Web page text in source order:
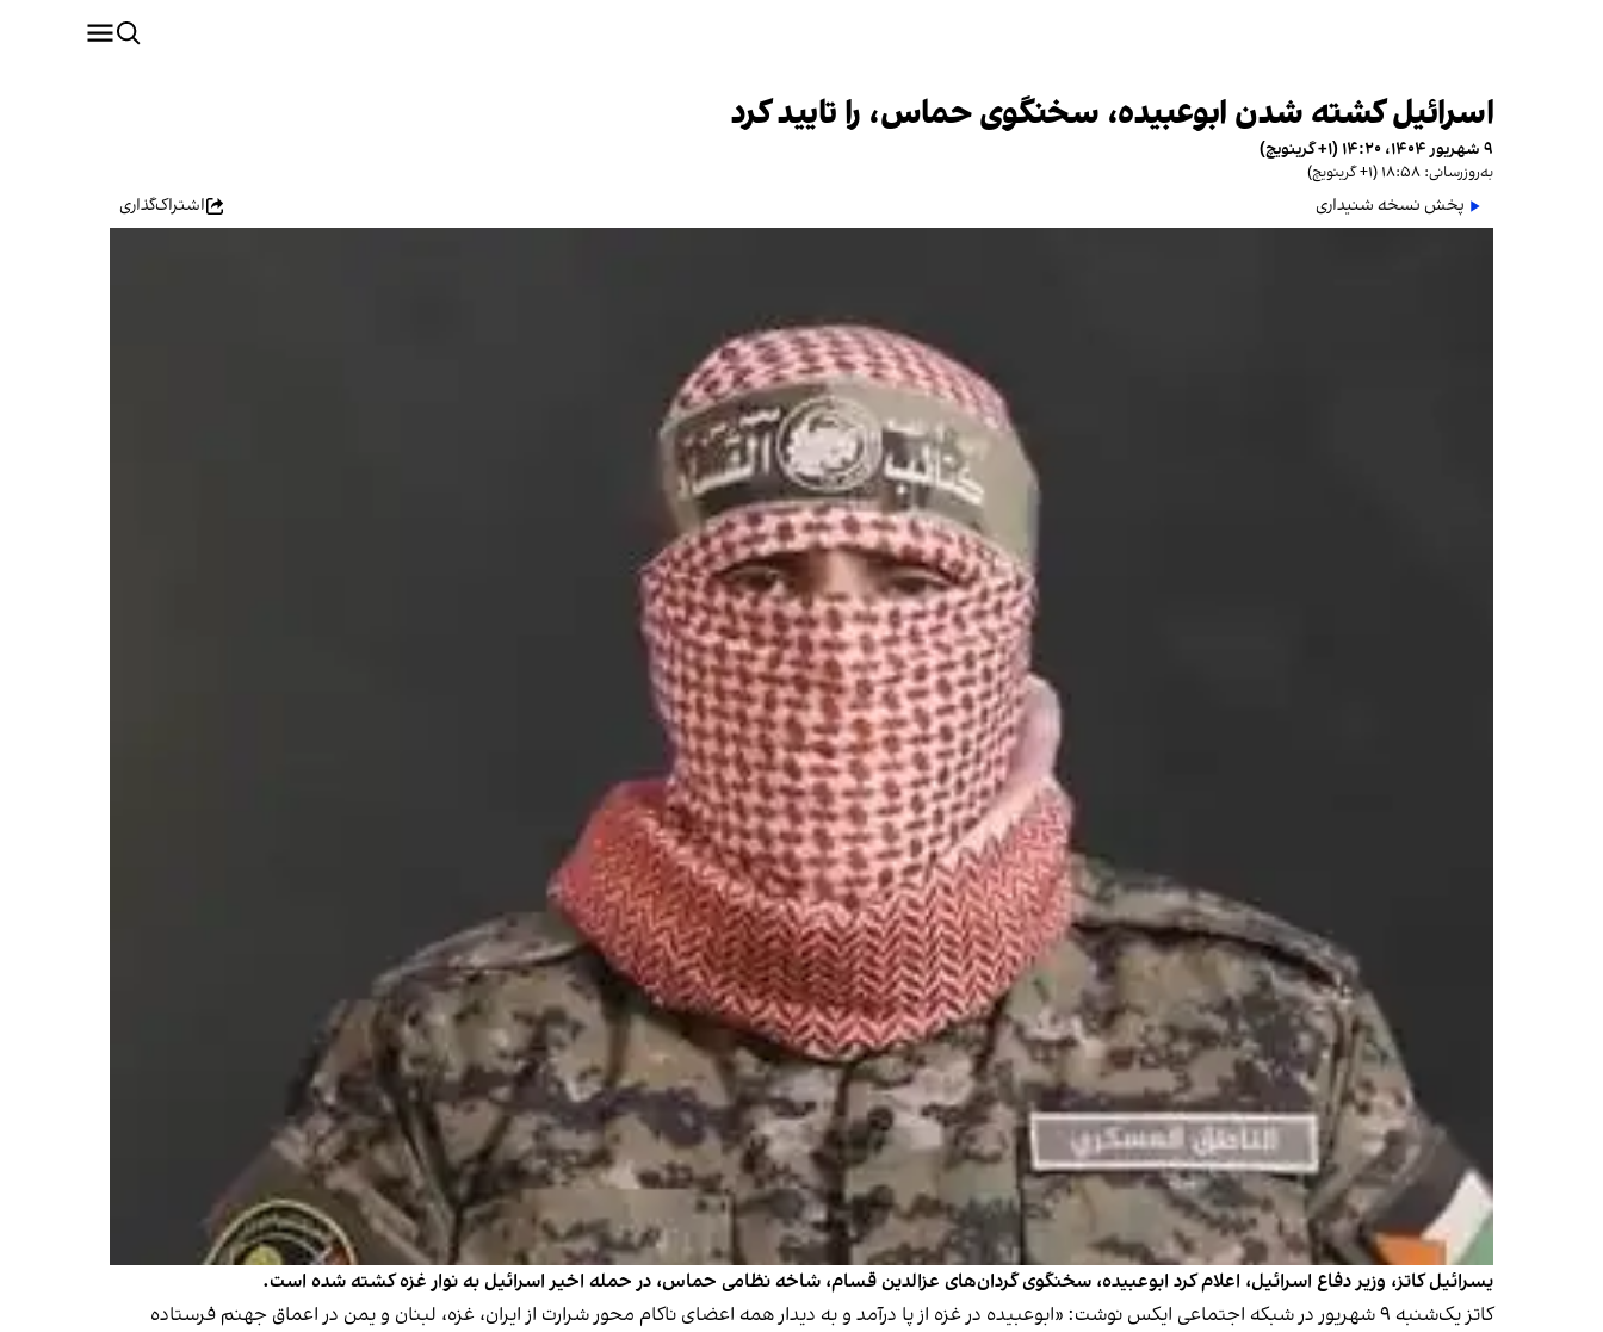
اسرائیل کشته شدن ابوعبیده، سخنگوی حماس، را تایید کرد
۹ شهریور ۱۴۰۴، ۱۴:۲۰ (‎+۱ گرینویچ)
به‌روزرسانی: ۱۸:۵۸ (‎+۱ گرینویچ)
پخش نسخه شنیداری اشتراک‌گذاری
یسرائیل کاتز، وزیر دفاع اسرائیل، اعلام کرد ابوعبیده، سخنگوی گردان‌های عزالدین قسام، شاخه نظامی حماس، در حمله اخیر اسرائیل به نوار غزه کشته شده است.
کاتز یک‌شنبه ۹ شهریور در شبکه اجتماعی ایکس نوشت: «ابوعبیده در غزه از پا درآمد و به دیدار همه اعضای ناکام محور شرارت از ایران، غزه، لبنان و یمن در اعماق جهنم فرستاده